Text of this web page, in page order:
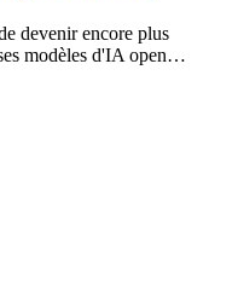
devenir encore plus
modèles d'IA open…